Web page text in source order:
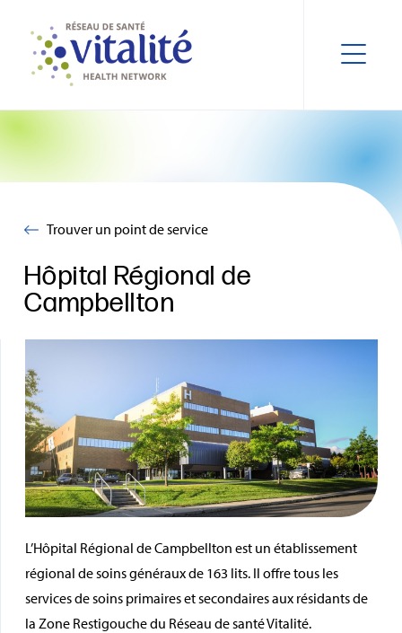
Trouver un point de service
Hôpital Régional de
Campbellton
L’Hôpital Régional de Campbellton est un établissement
régional de soins généraux de 163 lits. Il offre tous les
services de soins primaires et secondaires aux résidants de
la Zone Restigouche du Réseau de santé Vitalité.